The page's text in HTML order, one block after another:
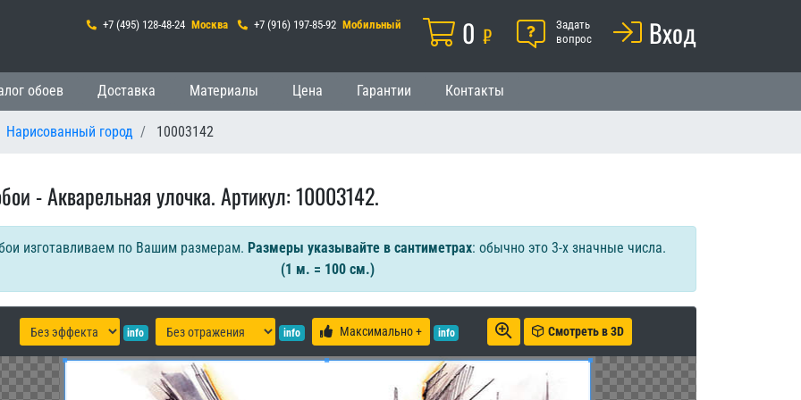
+7 (495) 128-48-24 Москва +7 (916) 197-85-92 Мобильный Корзина
0 ₽ ПомощьЗадать
вопрос
Вход
обоев Доставка Материалы Цена Гарантии Контакты
Нарисованный город 10003142
- Акварельная улочка. Артикул: 10003142.
изготавливаем по Вашим размерам. Размеры указывайте в сантиметрах: обычно это 3-х значные числа.
(1 м. = 100 см.)
info info Максимально + info Смотреть в 3D